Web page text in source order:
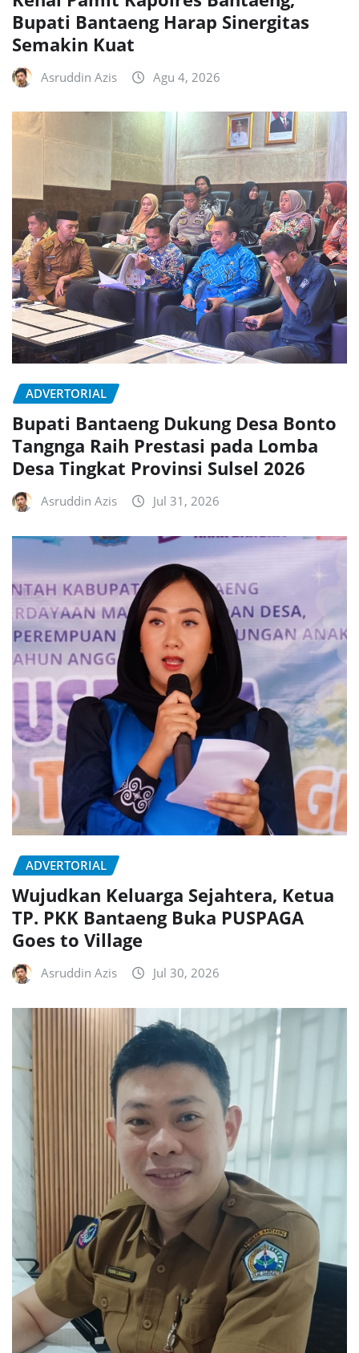
Bupati Bantaeng Harap Sinergitas
Semakin Kuat
Asruddin Azis Agu 4, 2026
ADVERTORIAL
Bupati Bantaeng Dukung Desa Bonto
Tangnga Raih Prestasi pada Lomba
Desa Tingkat Provinsi Sulsel 2026
Asruddin Azis Jul 31, 2026
ADVERTORIAL
Wujudkan Keluarga Sejahtera, Ketua
TP. PKK Bantaeng Buka PUSPAGA
Goes to Village
Asruddin Azis Jul 30, 2026